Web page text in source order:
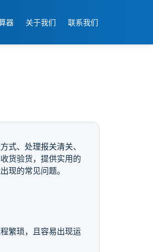
器 关于我们 联系我们
式、处理报关清关、
货验货，提供实用的
现的常见问题。
繁琐，且容易出现运